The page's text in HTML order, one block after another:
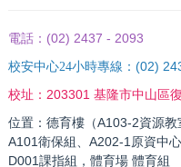
電話： (02) 2437 - 2093
校安中心24小時專線： (02)
校址： 203301 基隆市中山區
位置：德育樓（A103-2資源教
A101衛保組、A202-1原資中
D001課指組，體育場 體育組